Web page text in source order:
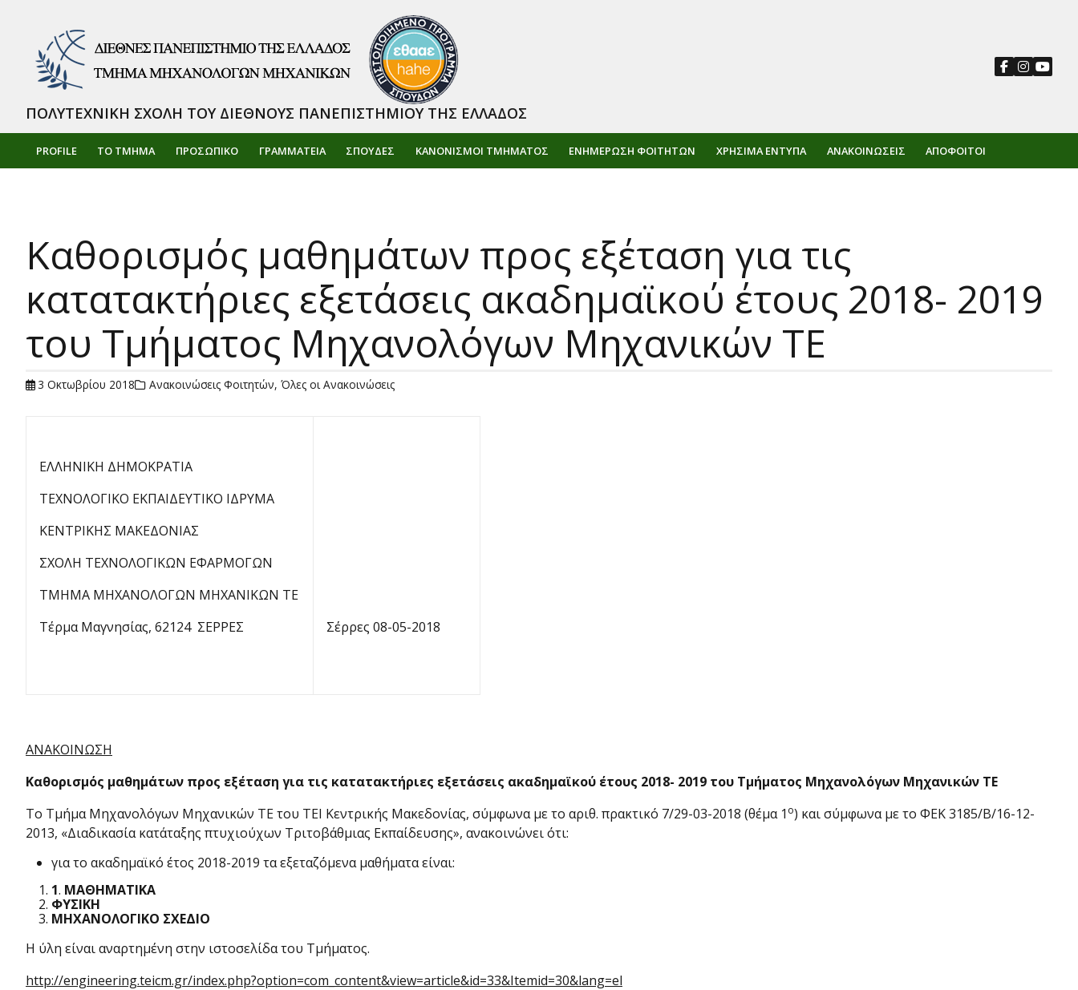
PROFILE ΤΟ ΤΜΗΜΑ ΠΡΟΣΩΠΙΚΌ ΓΡΑΜΜΑΤΕΙΑ ΣΠΟΥΔΕΣ ΚΑΝΟΝΙΣΜΟΙ ΤΜΗΜΑΤΟΣ ΕΝΗΜΈΡΩΣΗ ΦΟΙΤΗΤΏΝ ΧΡΉΣΙΜΑ ΈΝΤΥΠΑ ΑΝΑΚΟΙΝΏΣΕΙΣ ΑΠΌΦΟΙΤΟΙ
ΠΟΛΥΤΕΧΝΙΚΗ ΣΧΟΛΗ ΤΟΥ ΔΙΕΘΝΟΥΣ ΠΑΝΕΠΙΣΤΗΜΙΟΥ ΤΗΣ ΕΛΛΑΔΟΣ
Καθορισμός μαθημάτων προς εξέταση για τις
κατατακτήριες εξετάσεις ακαδημαϊκού έτους 2018- 2019
του Τμήματος Μηχανολόγων Μηχανικών ΤΕ
3 Οκτωβρίου 2018 Ανακοινώσεις Φοιτητών, Όλες οι Ανακοινώσεις
ΕΛΛΗΝΙΚΗ ΔΗΜΟΚΡΑΤΙΑ
ΤΕΧΝΟΛΟΓΙΚΟ ΕΚΠΑΙΔΕΥΤΙΚΟ ΙΔΡΥΜΑ
ΚΕΝΤΡΙΚΗΣ ΜΑΚΕΔΟΝΙΑΣ
ΣΧΟΛΗ ΤΕΧΝΟΛΟΓΙΚΩΝ ΕΦΑΡΜΟΓΩΝ
ΤΜΗΜΑ ΜΗΧAΝΟΛΟΓΩΝ ΜΗΧΑΝΙΚΩΝ ΤΕ
Τέρμα Μαγνησίας, 62124 ΣΕΡΡΕΣ
Σέρρες 08-05-2018
ΑΝΑΚΟΙΝΩΣΗ
Καθορισμός μαθημάτων προς εξέταση για τις κατατακτήριες εξετάσεις ακαδημαϊκού έτους 2018- 2019 του Τμήματος Μηχανολόγων Μηχανικών ΤΕ
Το Τμήμα Μηχανολόγων Μηχανικών ΤΕ του ΤΕΙ Κεντρικής Μακεδονίας, σύμφωνα με το αριθ. πρακτικό 7/29-03-2018 (θέμα 1 ο) και σύμφωνα με το ΦΕΚ 3185/Β/16-12-
2013, «Διαδικασία κατάταξης πτυχιούχων Τριτοβάθμιας Εκπαίδευσης», ανακοινώνει ότι:
για το ακαδημαϊκό έτος 2018-2019 τα εξεταζόμενα μαθήματα είναι:
1. ΜΑΘΗΜΑΤΙΚΑ
ΦΥΣΙΚΗ
ΜΗΧΑΝΟΛΟΓΙΚΟ ΣΧΕΔΙΟ
Η ύλη είναι αναρτημένη στην ιστοσελίδα του Τμήματος.
http://engineering.teicm.gr/index.php?option=com_content&view=article&id=33&Itemid=30&lang=el